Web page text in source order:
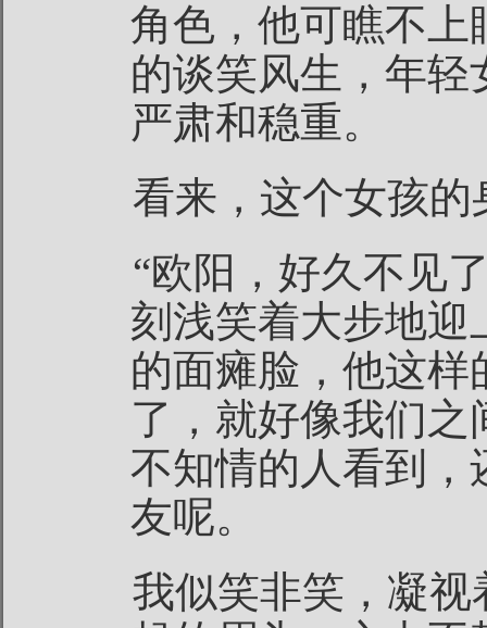
角色，他可瞧不上
的谈笑风生，年
严肃和稳重。
看来，这个女孩
“欧阳，好久不见
刻浅笑着大步地迎
的面瘫脸，他这
了，就好像我们
不知情的人看到，
友呢。
我似笑非笑，凝